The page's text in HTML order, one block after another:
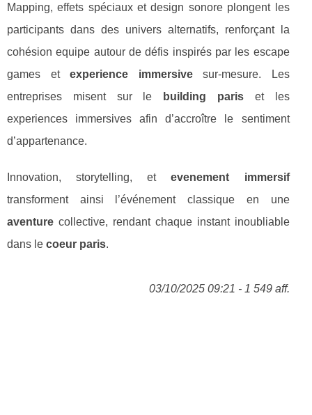
Mapping, effets spéciaux et design sonore plongent les
participants dans des univers alternatifs, renforçant la
cohésion equipe autour de défis inspirés par les escape
games etexperience immersivesur-mesure. Les
entreprises misent sur le
building paris et les
experiences immersives afin d’accroître le sentiment
d’appartenance.
Innovation, storytelling, etevenement immersif
transforment ainsi l’événement classique en une
aventure collective, rendant chaque instant inoubliable
dans le coeur paris.
03/10/2025 09:21 - 1 549 aff.